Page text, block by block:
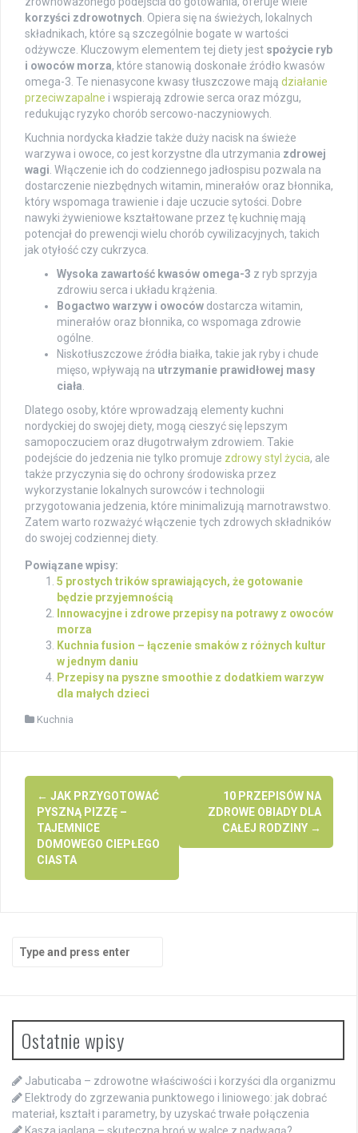
korzyści zdrowotnych . Opiera się na świeżych, lokalnych
składnikach, które są szczególnie bogate w wartości
odżywcze. Kluczowym elementem tej diety jest spożycie ryb
i owoców morza, które stanowią doskonałe źródło kwasów
omega-3. Te nienasycone kwasy tłuszczowe mają działanie
przeciwzapalne i wspierają zdrowie serca oraz mózgu,
redukując ryzyko chorób sercowo-naczyniowych.
Kuchnia nordycka kładzie także duży nacisk na świeże
warzywa i owoce, co jest korzystne dla utrzymania zdrowej
wagi . Włączenie ich do codziennego jadłospisu pozwala na
dostarczenie niezbędnych witamin, minerałów oraz błonnika,
który wspomaga trawienie i daje uczucie sytości. Dobre
nawyki żywieniowe kształtowane przez tę kuchnię mają
potencjał do prewencji wielu chorób cywilizacyjnych, takich
jak otyłość czy cukrzyca.
Wysoka zawartość kwasów omega-3 z ryb sprzyja
zdrowiu serca i układu krążenia.
Bogactwo warzyw i owoców dostarcza witamin,
minerałów oraz błonnika, co wspomaga zdrowie
ogólne.
Niskotłuszczowe źródła białka, takie jak ryby i chude
mięso, wpływają na utrzymanie prawidłowej masy
ciała
Dlatego osoby, które wprowadzają elementy kuchni
nordyckiej do swojej diety, mogą cieszyć się lepszym
samopoczuciem oraz długotrwałym zdrowiem. Takie
podejście do jedzenia nie tylko promuje zdrowy styl życia, ale
także przyczynia się do ochrony środowiska przez
wykorzystanie lokalnych surowców i technologii
przygotowania jedzenia, które minimalizują marnotrawstwo.
Zatem warto rozważyć włączenie tych zdrowych składników
do swojej codziennej diety.
Powiązane wpisy:
5 prostych trików sprawiających, że gotowanie
będzie przyjemnością
Innowacyjne i zdrowe przepisy na potrawy z owoców
morza
Kuchnia fusion – łączenie smaków z różnych kultur
w jednym daniu
Przepisy na pyszne smoothie z dodatkiem warzyw
dla małych dzieci
Kuchnia
Post
navigation
← JAK PRZYGOTOWAĆ
PYSZNĄ PIZZĘ –
TAJEMNICE
DOMOWEGO CIEPŁEGO
CIASTA
10 PRZEPISÓW NA
ZDROWE OBIADY DLA
CAŁEJ RODZINY →
for:
Ostatnie wpisy
Jabuticaba – zdrowotne właściwości i korzyści dla organizmu
Elektrody do zgrzewania punktowego i liniowego: jak dobrać
materiał, kształt i parametry, by uzyskać trwałe połączenia